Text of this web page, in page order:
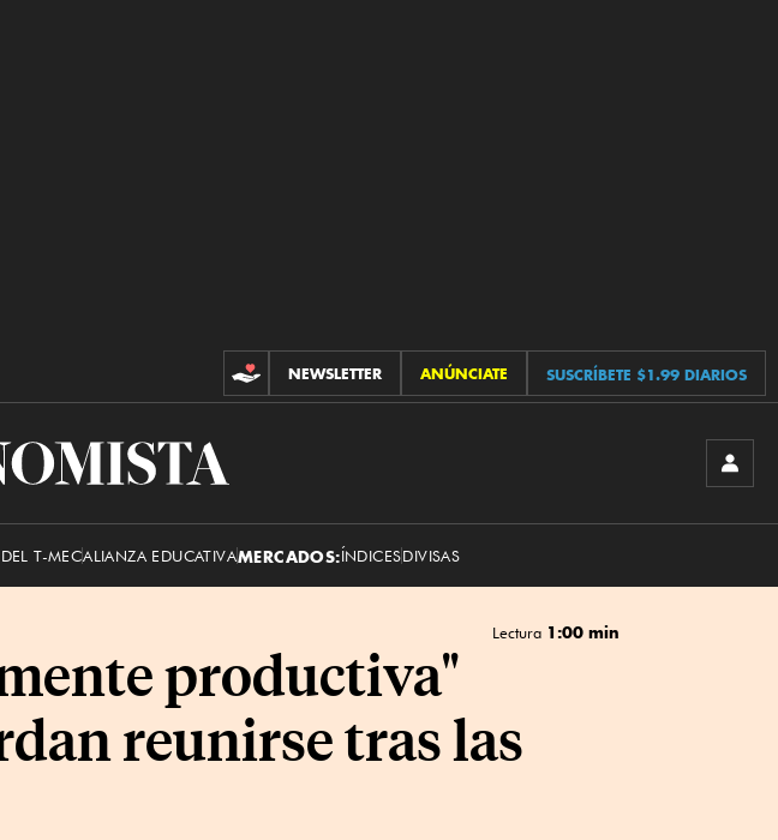
CONTRIBUCIONES
NEWSLETTER ANÚNCIATE SUSCRÍBETE $1.99 DIARIOS
T-MECALIANZA EDUCATIVAMERCADOS:ÍNDICESDIVISAS
Lectura 1:00 min
productiva"
reunirse tras las